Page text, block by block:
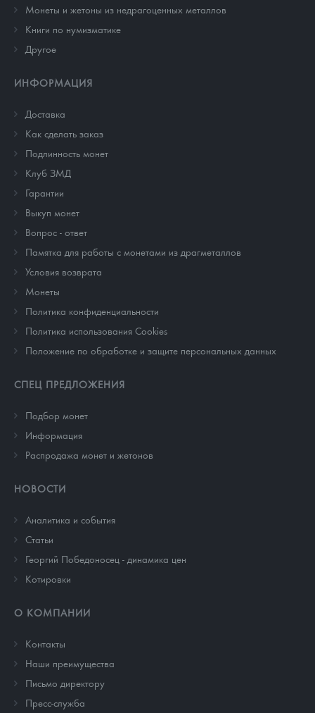
Монеты и жетоны из недрагоценных металлов
Книги по нумизматике
Другое
ИНФОРМАЦИЯ
Доставка
Как сделать заказ
Подлинность монет
Клуб ЗМД
Гарантии
Выкуп монет
Вопрос - ответ
Памятка для работы с монетами из драгметаллов
Условия возврата
Монеты
Политика конфиденциальности
Политика использования Cookies
Положение по обработке и защите персональных данных
СПЕЦ ПРЕДЛОЖЕНИЯ
Подбор монет
Информация
Распродажа монет и жетонов
НОВОСТИ
Аналитика и события
Cтатьи
Георгий Победоносец - динамика цен
Котировки
О КОМПАНИИ
Контакты
Наши преимущества
Письмо директору
Пресс-служба